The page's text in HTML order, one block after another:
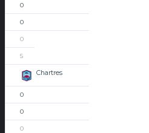
0
0
0
5
Chartres
0
0
0